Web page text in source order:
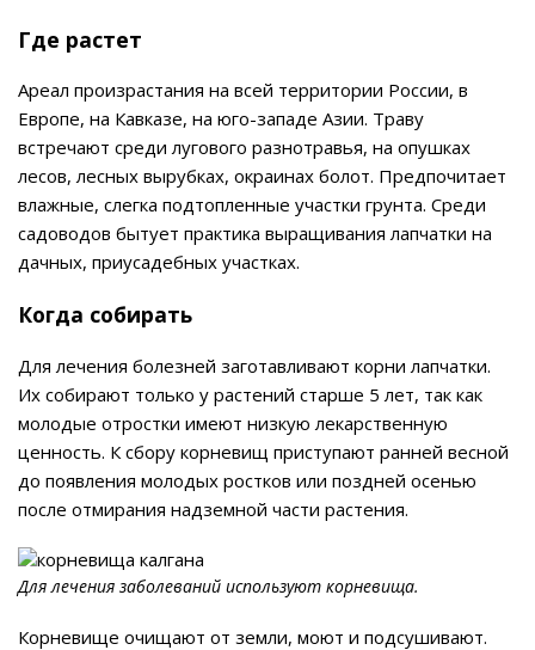
Где растет
Ареал произрастания на всей территории России, в
Европе, на Кавказе, на юго-западе Азии. Траву
встречают среди лугового разнотравья, на опушках
лесов, лесных вырубках, окраинах болот. Предпочитает
влажные, слегка подтопленные участки грунта. Среди
садоводов бытует практика выращивания лапчатки на
дачных, приусадебных участках.
Когда собирать
Для лечения болезней заготавливают корни лапчатки.
Их собирают только у растений старше 5 лет, так как
молодые отростки имеют низкую лекарственную
ценность. К сбору корневищ приступают ранней весной
до появления молодых ростков или поздней осенью
после отмирания надземной части растения.
Для лечения заболеваний используют корневища.
Корневище очищают от земли, моют и подсушивают.